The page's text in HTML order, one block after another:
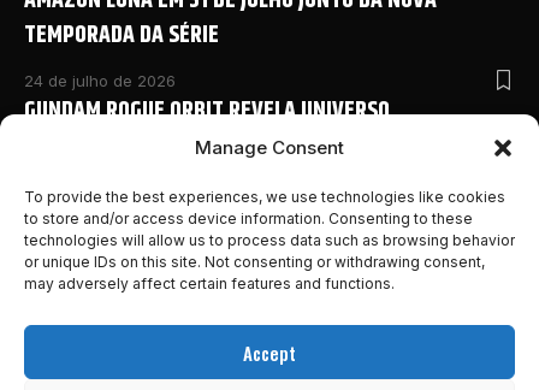
Manage Consent
To provide the best experiences, we use technologies like cookies
to store and/or access device information. Consenting to these
technologies will allow us to process data such as browsing behavior
or unique IDs on this site. Not consenting or withdrawing consent,
may adversely affect certain features and functions.
Accept
TEMPORADA DA SÉRIE
24 de julho de 2026
GUNDAM ROGUE ORBIT REVELA UNIVERSO
COMPARTILHADO COM NOVO ANIME E DETALHES
24 de julho de 2026
MONSTER HUNTER OUTLANDERS ABRE PRÉ-REGISTRO E
REVELA NOVOS DETALHES DA AVENTURA MOBILE DA
FRANQUIA
24 de julho de 2026